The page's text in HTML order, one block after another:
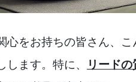
心をお持ちの皆さん、
します。特に、
リード